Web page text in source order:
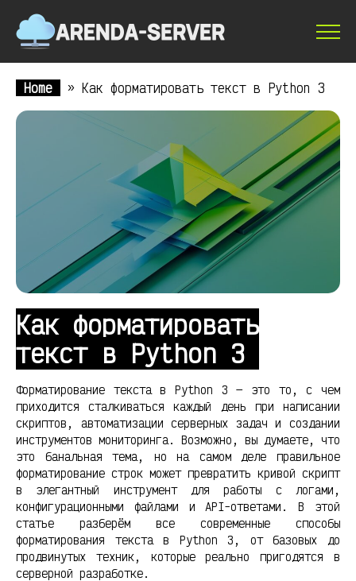
Home » Как форматировать текст в Python 3
Как форматировать
текст в Python 3
Форматирование текста в Python 3 — это то, с чем
приходится сталкиваться каждый день при написании
скриптов, автоматизации серверных задач и создании
инструментов мониторинга. Возможно, вы думаете, что
это банальная тема, но на самом деле правильное
форматирование строк может превратить кривой скрипт
в элегантный инструмент для работы с логами,
конфигурационными файлами и API-ответами. В этой
статье разберём все современные способы
форматирования текста в Python 3, от базовых до
продвинутых техник, которые реально пригодятся в
серверной разработке.